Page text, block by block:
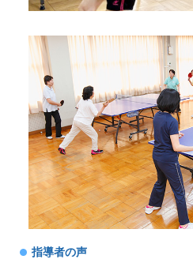
指導者の声